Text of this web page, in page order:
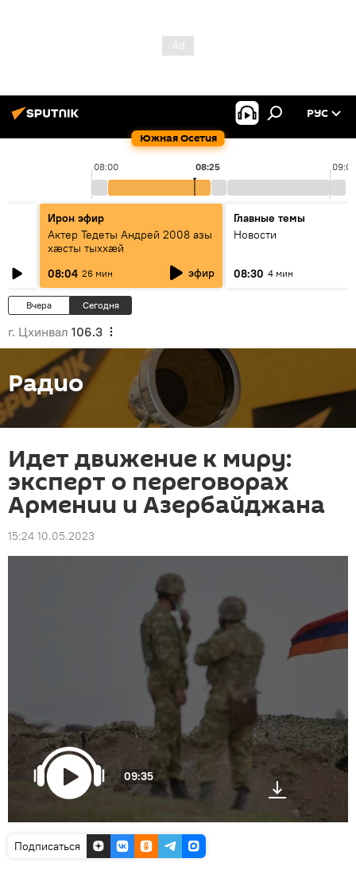
Южная Осетия
РУС
08:00 09:00
08:25
Ирон эфир
Актер Тедеты Андрей 2008 азы
хæсты тыххæй
08:04 26 мин эфир
Главные темы
Новости
08:30 4 мин
Вчера Сегодня
г. Цхинвал 106.3
Радио
Идет движение к миру:
эксперт о переговорах
Армении и Азербайджана
15:24 10.05.2023
09:35
Подписаться